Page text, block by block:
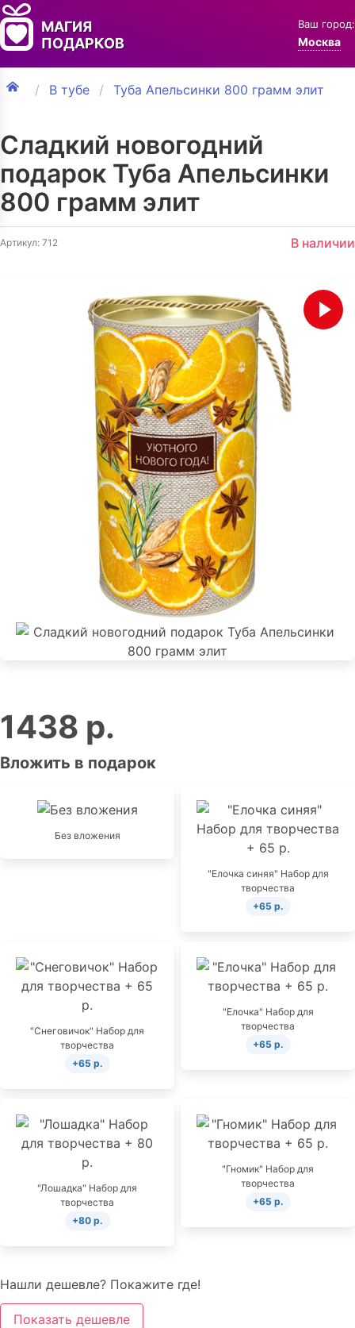
МАГИЯ
ПОДАРКОВ
Ваш город:
Москва
В тубе Туба Апельсинки 800 грамм элит
Сладкий новогодний
подарок Туба Апельсинки
800 грамм элит
Артикул: 712 В наличии
1438 р.
Вложить в подарок
Без вложения
"Елочка синяя" Набор для
творчества
+65 р.
"Снеговичок" Набор для
творчества
+65 р.
"Елочка" Набор для
творчества
+65 р.
"Лошадка" Набор для
творчества
+80 р.
"Гномик" Набор для
творчества
+65 р.
Нашли дешевле? Покажите где!
Показать дешевле